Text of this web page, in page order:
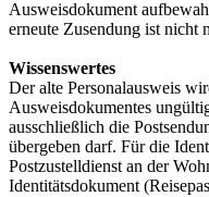
Ausweisdokument
erneute Zusendung ist nicht
Wissenswertes
Der alte Personalausweis
Ausweisdokumentes
ausschließlich die
übergeben darf. Für die
Postzustelldienst an der
Identitätsdokument